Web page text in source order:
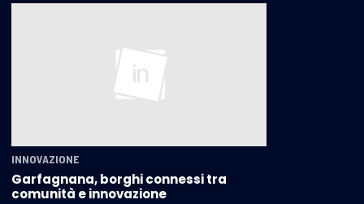
INNOVAZIONE
Garfagnana, borghi connessi tra
comunità e innovazione